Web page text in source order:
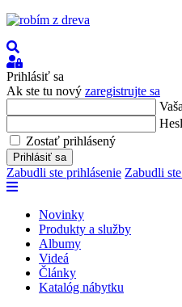
Prihlásiť
sa
Prihlásiť sa
Ak ste tu nový zaregistrujte sa
Zostať prihlásený
Prihlásiť sa
Zabudli ste prihlásenie Zabudli
Novinky
Produkty a služby
Albumy
Videá
Články
Katalóg nábytku